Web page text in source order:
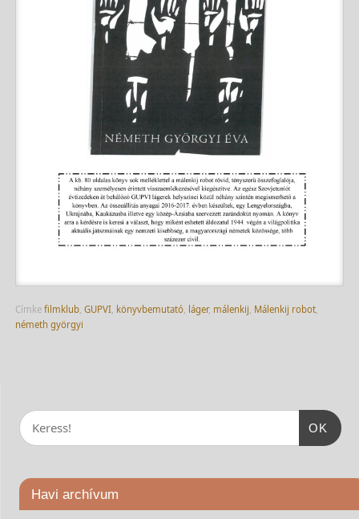
Címke filmklub, GUPVI, könyvbemutató, láger, málenkij Málenkij robot,
németh györgyi
OK
Havi archívum